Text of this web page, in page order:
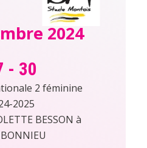
2024
- 30
2 féminine
2025
BESSON à